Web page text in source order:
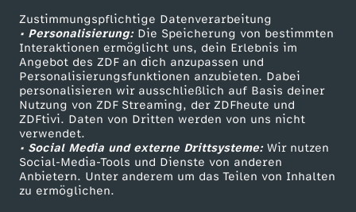
Zustimmungspflichtige Datenverarbeitung
• Personalisierung:Die Speicherung von bestimmten
Interaktionen ermöglicht uns, dein Erlebnis im
Angebot des ZDF an dich anzupassen und
Personalisierungsfunktionen anzubieten. Dabei
personalisieren wir ausschließlich auf Basis deiner
Nutzung von ZDF Streaming, der ZDFheute und
ZDFtivi. Daten von Dritten werden von uns nicht
verwendet.
• Social Media und externe Drittsysteme:Wir nutzen
Social-Media-Tools und Dienste von anderen
Anbietern. Unter anderem um das Teilen von Inhalten
zu ermöglichen.
Livestreams
Sendungen A-Z
TV-Programm
Zuschauerservice
Hilfe
ZDF Unternehmen
Karriere